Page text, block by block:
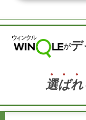
がデ
選ばれ